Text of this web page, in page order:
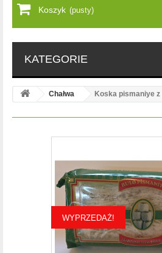
Koszyk (pusty)
KATEGORIE
Chałwa Koska pismaniye
WYPRZEDAŻ!